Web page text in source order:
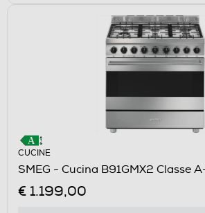
CUCINE
SMEG - Cucina B91GMX2 Classe
€ 1.199,00